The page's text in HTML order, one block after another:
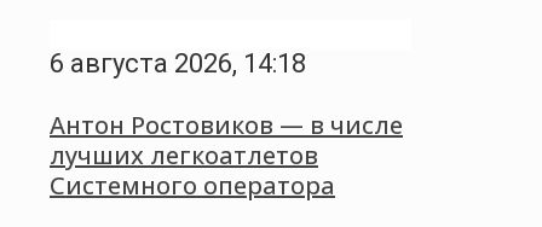
6 августа 2026, 14:18
Антон Ростовиков — в числе
лучших легкоатлетов
Системного оператора